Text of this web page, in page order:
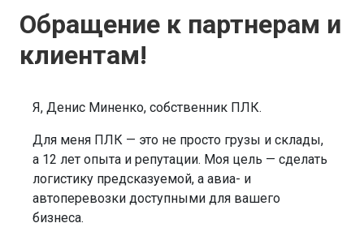
Обращение к партнерам и
клиентам!
Я, Денис Миненко, собственник ПЛК.
Для меня ПЛК — это не просто грузы и склады,
а 12 лет опыта и репутации. Моя цель — сделать
логистику предсказуемой, а авиа- и
автоперевозки доступными для вашего
бизнеса.